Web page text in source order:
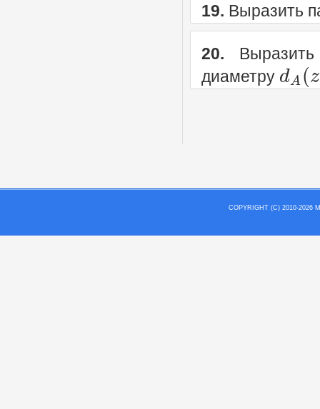
19. Выразить
20.
диаметру dA(z
COPYRIGHT (C) 2010-